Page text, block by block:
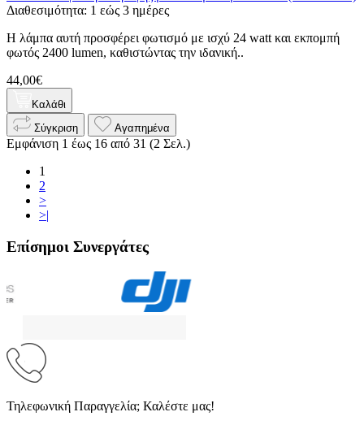
Διαθεσιμότητα: 1 εώς 3 ημέρες
Η λάμπα αυτή προσφέρει φωτισμό με ισχύ 24 watt και εκπομπή
φωτός 2400 lumen, καθιστώντας την ιδανική..
44,00€
Καλάθι
Σύγκριση
Αγαπημένα
Εμφάνιση 1 έως 16 από 31 (2 Σελ.)
1
2
>
>|
Επίσημοι Συνεργάτες
Τηλεφωνική Παραγγελία; Καλέστε μας!